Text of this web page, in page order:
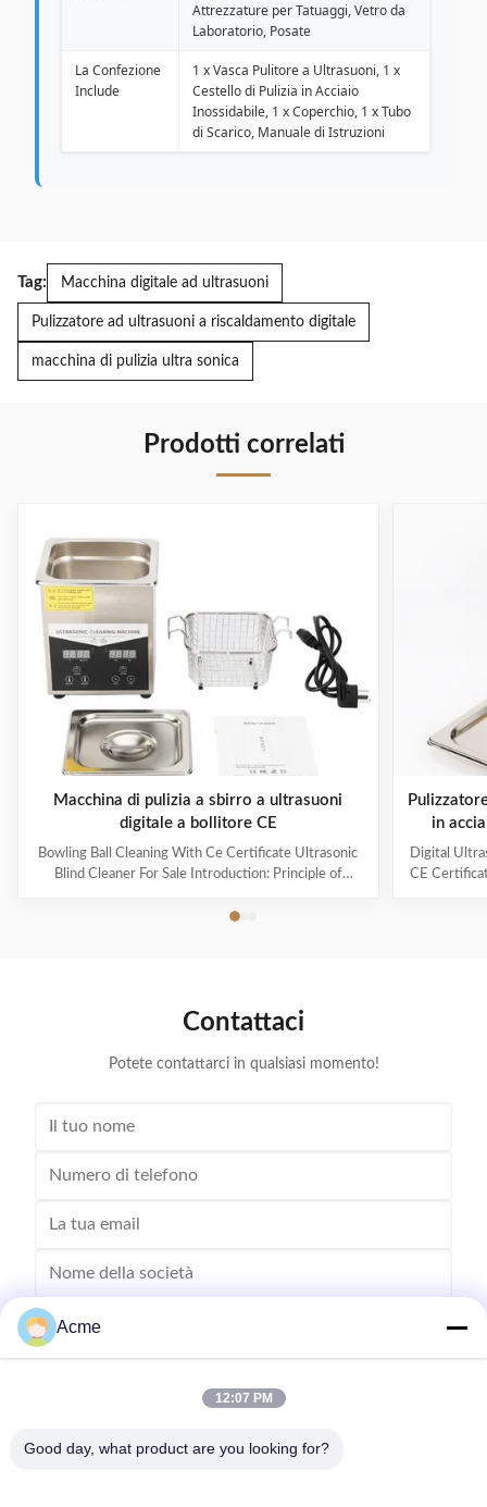
Attrezzature per Tatuaggi, Vetro da
Laboratorio, Posate
La Confezione
Include
1 x Vasca Pulitore a Ultrasuoni, 1 x
Cestello di Pulizia in Acciaio
Inossidabile, 1 x Coperchio, 1 x Tubo
di Scarico, Manuale di Istruzioni
Tag: Macchina digitale ad ultrasuoni
Pulizzatore ad ultrasuoni a riscaldamento digitale
macchina di pulizia ultra sonica
Prodotti correlati
Macchina di pulizia a sbirro a ultrasuoni
digitale a bollitore CE
Bowling Ball Cleaning With Ce Certificate Ultrasonic
Blind Cleaner For Sale Introduction: Principle of
from ultrasonic generator is transformed into high
tens of thousands of tiny bubbles with diameters of
in
40KHz e
Digital
CE
Contattaci
Potete contattarci in qualsiasi momento!
Invii
Acme
12:07 PM
Good day, what product are you looking for?